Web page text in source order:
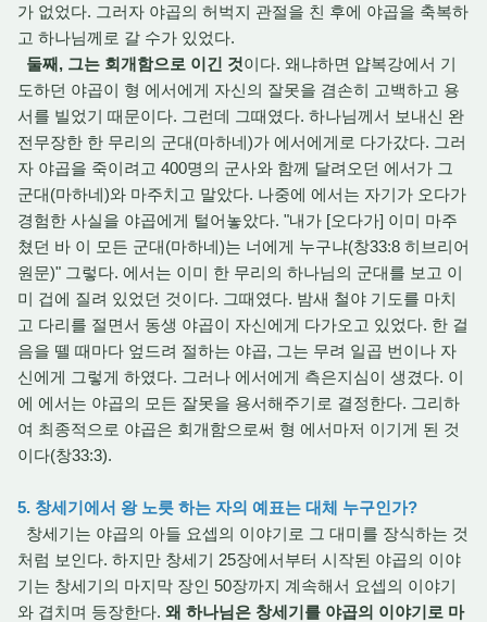
가 없었다. 그러자 야곱의 허벅지 관절을 친 후에 야곱을 축복하
고 하나님께로 갈 수가 있었다.
둘째, 그는 회개함으로 이긴 것이다. 왜냐하면 얍복강에서 기
도하던 야곱이 형 에서에게 자신의 잘못을 겸손히 고백하고 용
서를 빌었기 때문이다. 그런데 그때였다. 하나님께서 보내신 완
전무장한 한 무리의 군대(마하네)가 에서에게로 다가갔다. 그러
자 야곱을 죽이려고 400명의 군사와 함께 달려오던 에서가 그
군대(마하네)와 마주치고 말았다. 나중에 에서는 자기가 오다가
경험한 사실을 야곱에게 털어놓았다. "내가 [오다가] 이미 마주
쳤던 바 이 모든 군대(마하네)는 너에게 누구냐(창33:8 히브리어
원문)" 그렇다. 에서는 이미 한 무리의 하나님의 군대를 보고 이
미 겁에 질려 있었던 것이다. 그때였다. 밤새 철야 기도를 마치
고 다리를 절면서 동생 야곱이 자신에게 다가오고 있었다. 한 걸
음을 뗄 때마다 엎드려 절하는 야곱, 그는 무려 일곱 번이나 자
신에게 그렇게 하였다. 그러나 에서에게 측은지심이 생겼다. 이
에 에서는 야곱의 모든 잘못을 용서해주기로 결정한다. 그리하
여 최종적으로 야곱은 회개함으로써 형 에서마저 이기게 된 것
이다(창33:3).
5. 창세기에서 왕 노릇 하는 자의 예표는 대체 누구인가?
창세기는 야곱의 아들 요셉의 이야기로 그 대미를 장식하는 것
처럼 보인다. 하지만 창세기 25장에서부터 시작된 야곱의 이야
기는 창세기의 마지막 장인 50장까지 계속해서 요셉의 이야기
와 겹치며 등장한다. 왜 하나님은 창세기를 야곱의 이야기로 마